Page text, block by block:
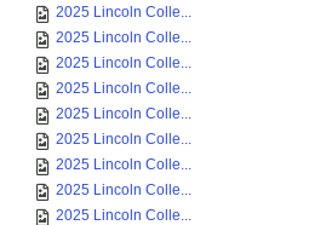
2025 Lincoln Colle...
2025 Lincoln Colle...
2025 Lincoln Colle...
2025 Lincoln Colle...
2025 Lincoln Colle...
2025 Lincoln Colle...
2025 Lincoln Colle...
2025 Lincoln Colle...
2025 Lincoln Colle...